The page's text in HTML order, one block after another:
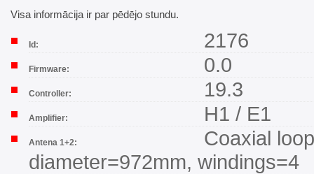
Visa informācija ir par pēdējo stundu.
Id: 2176
Firmware: 0.0
Controller: 19.3
Amplifier: H1 / E1
Antena 1+2:
Coaxial
diameter=972mm, windings=4